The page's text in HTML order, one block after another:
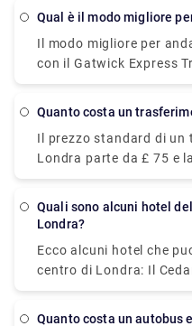
tariffe sono di £ 14 per
anche visitare il nostro
trasferimento privato da
senza ostacoli a un
Qual è il modo migliore
Il modo migliore per
con il Gatwick Express
conveniente, affidabile
treno Gatwick Express
taxi privato da lì. Il
19,90- £ 39,60.
Quanto costa un
Il prezzo standard di un
Londra parte da £ 75 e
circa 1 ora, anche se
meteorologiche.
Quali sono alcuni hotel della zona 1 nel centro di
Londra?
Ecco alcuni hotel che
centro di Londra: Il
meno di un miglio dalla
Quanto costa un autobus economico da Londra